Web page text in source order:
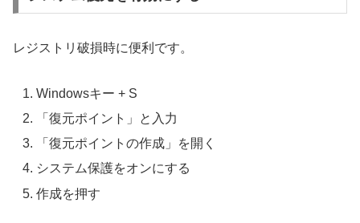
レジストリ破損時に便利です。
Windowsキー + S
「復元ポイント」と入力
「復元ポイントの作成」を開く
システム保護をオンにする
作成を押す